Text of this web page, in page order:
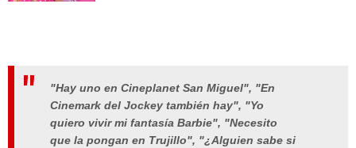
"Hay uno en Cineplanet San Miguel", "En
Cinemark del Jockey también hay", "Yo
quiero vivir mi fantasía Barbie", "Necesito
que la pongan en Trujillo", "¿Alguien sabe si